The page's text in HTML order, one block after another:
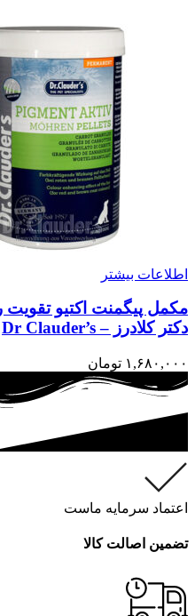
اطلاعات بیشتر
مکمل پیگمنت اکتیو
دکتر کلادرز – Dr Clauder’s
۱,۶۸۰,۰۰۰ تومان
اعتماد سرمایه ماست
تضمین اصالت کالا